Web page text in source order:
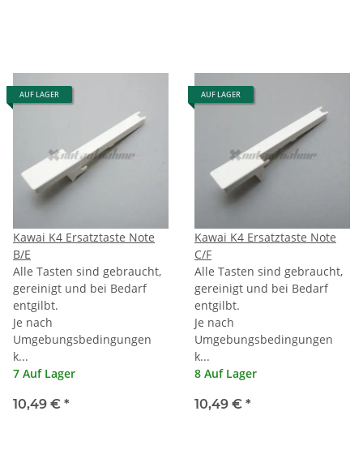
AUF LAGER
Kawai K4 Ersatztaste Note
B/E
Alle Tasten sind gebraucht,
gereinigt und bei Bedarf
entgilbt.
Je nach
Umgebungsbedingungen
k...
7 Auf Lager
10,49 € *
AUF LAGER
Kawai K4 Ersatztaste Note
C/F
Alle Tasten sind gebraucht,
gereinigt und bei Bedarf
entgilbt.
Je nach
Umgebungsbedingungen
k...
8 Auf Lager
10,49 € *